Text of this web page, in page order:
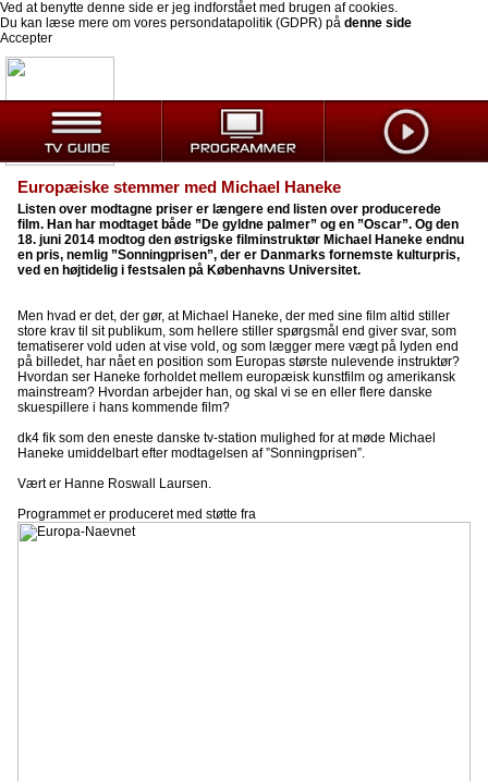
Ved at benytte denne side er jeg indforstået med brugen af cookies.
Du kan læse mere om vores persondatapolitik (GDPR) på denne side
Accepter
Europæiske stemmer med Michael Haneke
Listen over modtagne priser er længere end listen over producerede
film. Han har modtaget både ”De gyldne palmer” og en ”Oscar”. Og den
18. juni 2014 modtog den østrigske filminstruktør Michael Haneke endnu
en pris, nemlig ”Sonningprisen”, der er Danmarks fornemste kulturpris,
ved en højtidelig i festsalen på Københavns Universitet.
Men hvad er det, der gør, at Michael Haneke, der med sine film altid stiller
store krav til sit publikum, som hellere stiller spørgsmål end giver svar, som
tematiserer vold uden at vise vold, og som lægger mere vægt på lyden end
på billedet, har nået en position som Europas største nulevende instruktør?
Hvordan ser Haneke forholdet mellem europæisk kunstfilm og amerikansk
mainstream? Hvordan arbejder han, og skal vi se en eller flere danske
skuespillere i hans kommende film?
dk4 fik som den eneste danske tv-station mulighed for at møde Michael
Haneke umiddelbart efter modtagelsen af ”Sonningprisen”.
Vært er Hanne Roswall Laursen.
Programmet er produceret med støtte fra